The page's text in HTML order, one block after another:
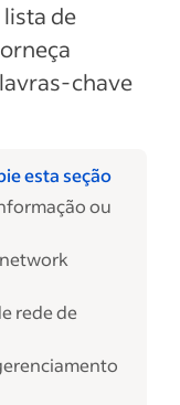
de
chave
esta seção
ou
rede de